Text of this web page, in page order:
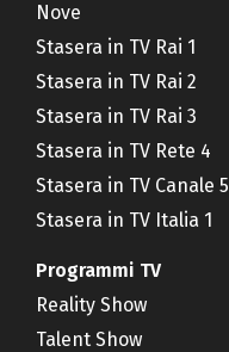
Nove
Stasera in TV Rai 1
Stasera in TV Rai 2
Stasera in TV Rai 3
Stasera in TV Rete 4
Stasera in TV Canale 5
Stasera in TV Italia 1
Programmi TV
Reality Show
Talent Show